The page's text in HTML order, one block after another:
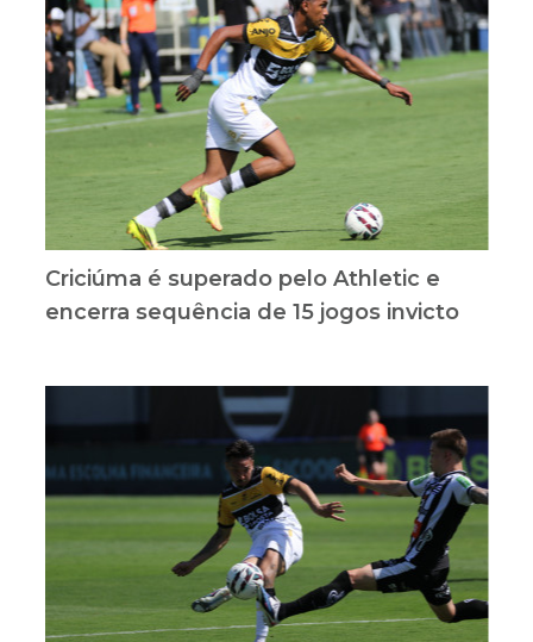
Criciúma é superado pelo Athletic e
encerra sequência de 15 jogos invicto